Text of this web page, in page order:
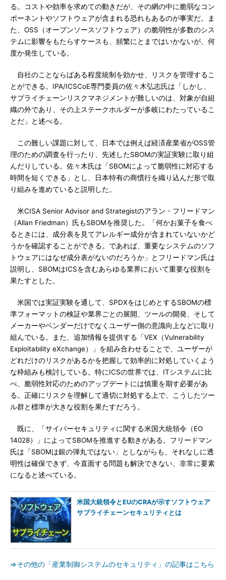
る。コストや効率を求めての動きだが、その網の中に脆弱なコン
ポーネントやソフトウェアが含まれる恐れもあるのが事実だ。ま
た、OSS（オープンソースソフトウェア）の脆弱性が多数のシス
テムに影響をもたらすケースも、頻繁にとまではいかないが、何
度か発生している。
自社のことならばある程度統制を効かせ、リスクを管理するこ
とができる。IPA/ICSCoE専門委員の佐々木弘志氏は「しかし、
サプライチェーンリスクマネジメントが難しいのは、対象が自組
織の外であり、その上ステークホルダーが多岐にわたっているこ
とだ」と述べる。
この難しい課題に対して、日本では例えば経済産業省がOSS管
理のための調査を行ったり、先述したSBOMの実証実験に取り組
んだりしている。佐々木氏は「SBOMによって脆弱性に対応する
時間を短くできる」とし、日本特有の商慣行を織り込んだ形で取
り組みを進めていると説明した。
米CISA Senior Advisor and Strategistのアラン・フリードマン
（Allan Friedman）氏もSBOMを推奨した。「何かお菓子を食べ
るときには、成分表を見てアレルギー成分が含まれていないかど
うかを確認することができる。であれば、重要なシステムのソフ
トウェアにはなぜ成分表がないのだろうか」とフリードマン氏は
説明し、SBOMはICSを含むあらゆる業界において重要な役割を
果たすとした。
米国では実証実験を通して、SPDXをはじめとするSBOMの標
準フォーマットの検証や業界ごとの展開、ツールの開発、そして
メーカーやベンダーだけでなくユーザー側の意識向上などに取り
組んでいる。また、追加情報を提供する「VEX（Vulnerability
Exploitability eXchange）」を組み合わせることで、ユーザーが
どれだけのリスクがあるかを把握して効率的に対処していくよう
な枠組みも検討している。特にICSの世界では、ITシステムに比
べ、脆弱性対応のためのアップデートには慎重を期す必要があ
る。正確にリスクを理解して適切に対処する上で、こうしたツー
ル群と標準が大きな役割を果たすだろう。
既に、「サイバーセキュリティに関する米国大統領令（EO
14028）」によってSBOMを推進する動きがある。フリードマン
氏は「SBOMは銀の弾丸ではない」としながらも、それなしに透
明性は確保できず、今直面する問題も解決できない、非常に要素
になると述べている。
米国大統領令とEUのCRAが示すソフトウェア
サプライチェーンセキュリティとは
⇒その他の「産業制御システムのセキュリティ」の記事はこちら